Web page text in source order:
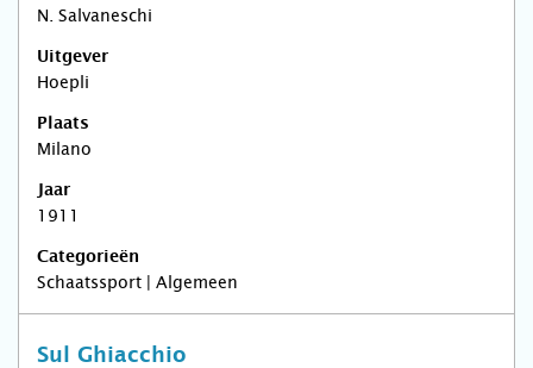
N. Salvaneschi
Uitgever
Hoepli
Plaats
Milano
Jaar
1911
Categorieën
Schaatssport | Algemeen
Sul Ghiacchio